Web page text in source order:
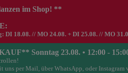
im Shop! **
18.08. // MO 24.08. + DI 25.08. // MO
Sonntag 23.08. • 12:00 -
per Mail, über WhatsApp, oder Instagram